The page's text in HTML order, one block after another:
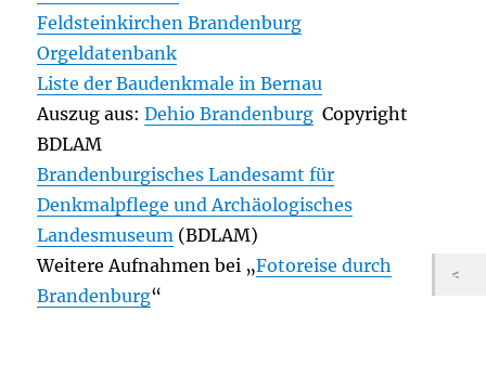
Feldsteinkirchen Brandenburg
Orgeldatenbank
Liste der Baudenkmale in Bernau
Auszug aus:Dehio Brandenburg Copyright
BDLAM
Brandenburgisches Landesamt für
Denkmalpflege und Archäologisches
Landesmuseum (BDLAM)
Weitere Aufnahmen bei „Fotoreise durch
Brandenburg“